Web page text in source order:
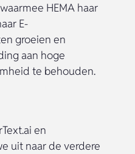
HEMA haar
E-
groeien en
aan hoge
te behouden.
en
uit naar de verdere